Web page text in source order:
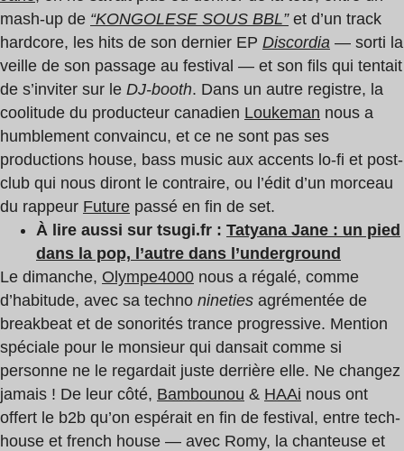
mash-up de “KONGOLESE SOUS BBL”et d’un track
hardcore, les hits de son dernier EP Discordia — sorti la
veille de son passage au festival — et son fils qui tentait
de s’inviter sur le DJ-booth. Dans un autre registre, la
coolitude du producteur canadien Loukeman nous a
humblement convaincu, et ce ne sont pas ses
productions house, bass music aux accents lo-fi et post-
club qui nous diront le contraire, ou l’édit d’un morceau
du rappeur Future passé en fin de set.
À lire aussi sur tsugi.fr : Tatyana Jane : un pied
dans la pop, l’autre dans l’underground
Le dimanche, Olympe4000 nous a régalé, comme
d’habitude, avec sa techno nineties agrémentée de
breakbeat et de sonorités trance progressive. Mention
spéciale pour le monsieur qui dansait comme si
personne ne le regardait juste derrière elle. Ne changez
jamais ! De leur côté, Bambounou & HAAi nous ont
offert le b2b qu’on espérait en fin de festival, entre tech-
house et french house — avec Romy, la chanteuse et